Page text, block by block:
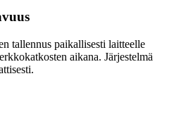
tallennus paikallisesti laitteelle
aikana. Järjestelmä